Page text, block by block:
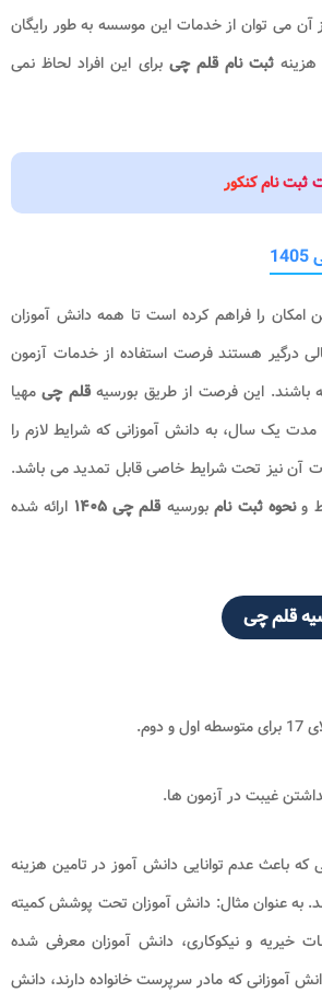
آن می توان از خدمات این موسسه به طور رایگان
ثبت نام قلم چی برای این افراد لحاظ نمی
ثبت نام کنکور
امکان را فراهم کرده است تا همه دانش آموزان
درگیر هستند فرصت استفاده از خدمات آزمون
باشند. این فرصت از طریق بورسیهقلم چیمهیا
یک سال، به دانش آموزانی که شرایط لازم را
آن نیز تحت شرایط خاصی قابل تمدید می باشد.
ونحوه ثبت نامبورسیهقلم چی ۱۴۰۵
ارائه شده
قلم چی
غیبت در آزمون ها.
باعث عدم توانایی دانش آموز در تامین هزینه‌
به عنوان مثال: دانش آموزان تحت پوشش کمیته
خیریه و نیکوکاری، دانش آموزان معرفی شده
آموزانی که مادر سرپرست خانواده دارند، دانش